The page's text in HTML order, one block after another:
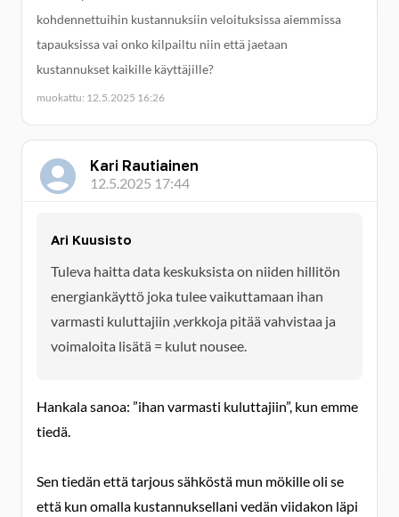
kohdennettuihin kustannuksiin veloituksissa aiemmissa
tapauksissa vai onko kilpailtu niin että jaetaan
kustannukset kaikille käyttäjille?
muokattu: 12.5.2025 16:26
Kari Rautiainen
12.5.2025 17:44
Ari Kuusisto
Tuleva haitta data keskuksista on niiden hillitön
energiankäyttö joka tulee vaikuttamaan ihan
varmasti kuluttajiin ,verkkoja pitää vahvistaa ja
voimaloita lisätä = kulut nousee.
Hankala sanoa: ”ihan varmasti kuluttajiin”, kun emme
tiedä.
Sen tiedän että tarjous sähköstä mun mökille oli se
että kun omalla kustannuksellani vedän viidakon läpi